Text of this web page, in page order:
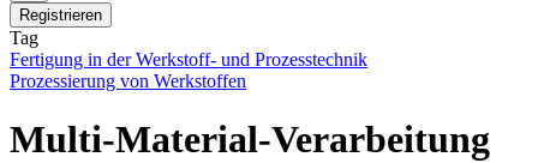
Registrieren
Tag
Fertigung in der Werkstoff- und Prozesstechnik
Prozessierung von Werkstoffen
Multi-Material-Verarbeitung